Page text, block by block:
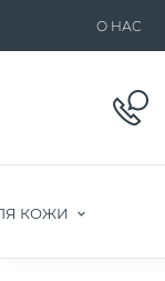
О НАС
КОЖИ